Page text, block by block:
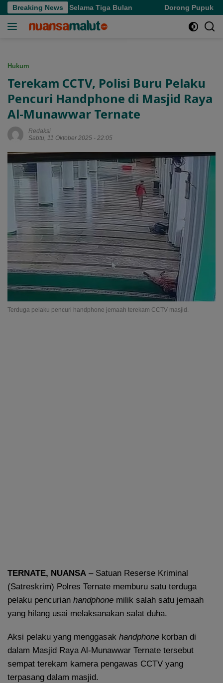
Langsung
ke
Breaking News
Pajak Selama Tiga Bulan Dorong Pupuk
Hukum
Terekam CCTV, Polisi Buru Pelaku
Pencuri Handphone di Masjid Raya
Al-Munawwar Ternate
Redaksi
Sabtu, 11 Oktober 2025 - 22:05
Terduga pelaku pencuri handphone jemaah terekam CCTV masjid.
TERNATE, NUANSA – Satuan Reserse Kriminal
(Satreskrim) Polres Ternate memburu satu terduga
pelaku pencurian handphone milik salah satu jemaah
yang hilang usai melaksanakan salat duha.
Aksi pelaku yang menggasak handphone korban di
dalam Masjid Raya Al-Munawwar Ternate tersebut
sempat terekam kamera pengawas CCTV yang
terpasang dalam masjid.